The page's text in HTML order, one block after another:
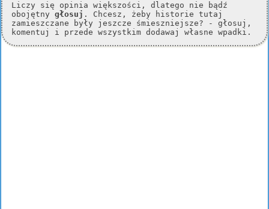
Liczy się opinia większości, dlatego nie bądź
obojętny głosuj . Chcesz, żeby historie tutaj
zamieszczane były jeszcze śmieszniejsze? - głosuj,
komentuj i przede wszystkim dodawaj własne wpadki.